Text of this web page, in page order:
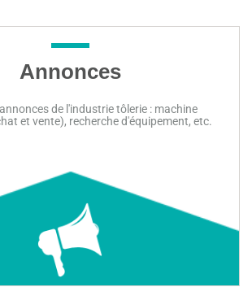
Annonces
de l'industrie tôlerie : machine
et vente), recherche d'équipement, etc.